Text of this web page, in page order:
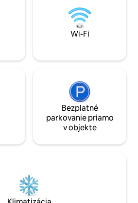
za posledných 50
veľa miest
obdobia.
svojou
získal
a vlastnú
perifériou.
starých
oblasti. Hostia
alebo správu
Dom sa
Giouchtas v
udržateľnosť a
ostrove. ✔
parkovanie
Wi-Fi
Bezplatné
parkovanie priamo
v objekte